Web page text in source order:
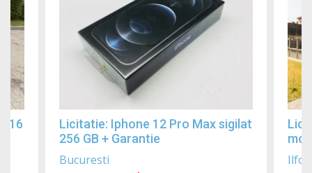
Licitatie: Iphone 12 Pro Max sigilat
256 GB + Garantie
Bucuresti Ilfov